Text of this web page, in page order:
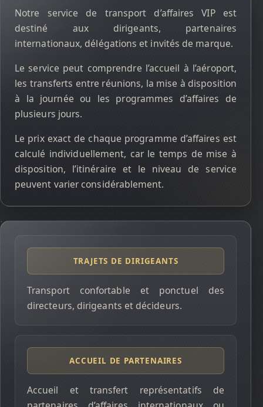
Notre service de transport d’affaires VIP est
destiné aux dirigeants, partenaires
internationaux, délégations et invités de marque.
Le service peut comprendre l’accueil à l’aéroport,
les transferts entre réunions, la mise à disposition
à la journée ou les programmes d’affaires de
plusieurs jours.
Le prix exact de chaque programme d’affaires est
calculé individuellement, car le temps de mise à
disposition, l’itinéraire et le niveau de service
peuvent varier considérablement.
TRAJETS DE DIRIGEANTS
Transport confortable et ponctuel des
directeurs, dirigeants et décideurs.
ACCUEIL DE PARTENAIRES
Accueil et transfert représentatifs de